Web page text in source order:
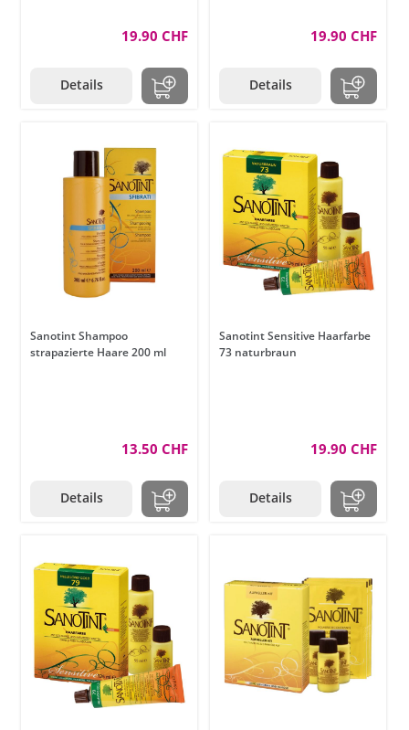
19.90 CHF
Details
19.90 CHF
Details
Sanotint Shampoo
strapazierte Haare 200 ml
13.50 CHF
Details
Sanotint Sensitive Haarfarbe
73 naturbraun
19.90 CHF
Details